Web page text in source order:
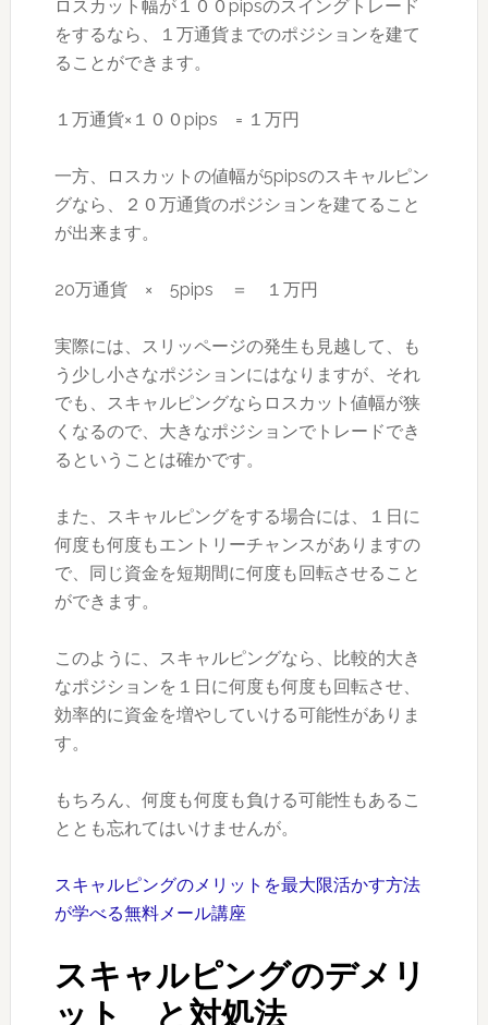
ロスカット幅が１００pipsのスイングトレード
をするなら、１万通貨までのポジションを建て
ることができます。
１万通貨×１００pips = １万円
一方、ロスカットの値幅が5pipsのスキャルピン
グなら、２０万通貨のポジションを建てること
が出来ます。
20万通貨 × 5pips ＝ １万円
実際には、スリッページの発生も見越して、も
う少し小さなポジションにはなりますが、それ
でも、スキャルピングならロスカット値幅が狭
くなるので、大きなポジションでトレードでき
るということは確かです。
また、スキャルピングをする場合には、１日に
何度も何度もエントリーチャンスがありますの
で、同じ資金を短期間に何度も回転させること
ができます。
このように、スキャルピングなら、比較的大き
なポジションを１日に何度も何度も回転させ、
効率的に資金を増やしていける可能性がありま
す。
もちろん、何度も何度も負ける可能性もあるこ
ととも忘れてはいけませんが。
スキャルピングのメリットを最大限活かす方法
が学べる無料メール講座
スキャルピングのデメリ
ット と対処法